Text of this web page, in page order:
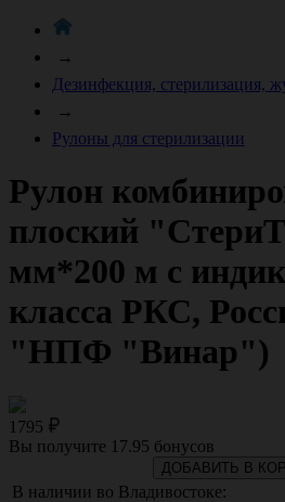
→
Дезинфекция, стерилизация,
→
Рулоны для стерилизации
Рулон
плоский
мм*200 м с
класса РКС,
"НПФ "Винар")
1795
Вы получите 17.95 бонусов
ДОБАВИТЬ В
В наличии во Владивостоке: